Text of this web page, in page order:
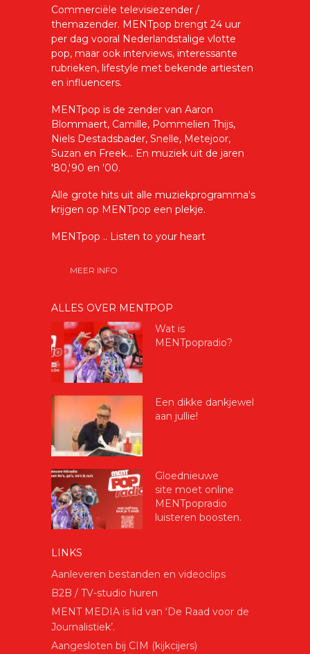
Commerciële televisiezender /
themazender. MENTpop brengt 24 uur
per dag vooral Nederlandstalige vlotte
pop, maar ook interviews, interessante
rubrieken, lifestyle met bekende artiesten
en influencers.
MENTpop is de zender van Aaron
Blommaert, Camille, Pommelien Thijs,
Niels Destadsbader, Snelle, Metejoor,
Suzan en Freek... En muziek uit de jaren
'80,'90 en '00.
Alle grote hits uit alle muziekprogramma's
krijgen op MENTpop een plekje.
MENTpop .. Listen to your heart
MEER INFO
ALLES OVER MENTPOP
Wat is
MENTpopradio?
Een dikke dankjewel
aan jullie!
Gloednieuwe
site moet online
MENTpopradio
luisteren boosten.
LINKS
Aanleveren bestanden en videoclips
B2B / TV-studio huren
MENT MEDIA is lid van ‘De Raad voor de
Journalistiek’.
Aangesloten bij CIM (kijkcijers)